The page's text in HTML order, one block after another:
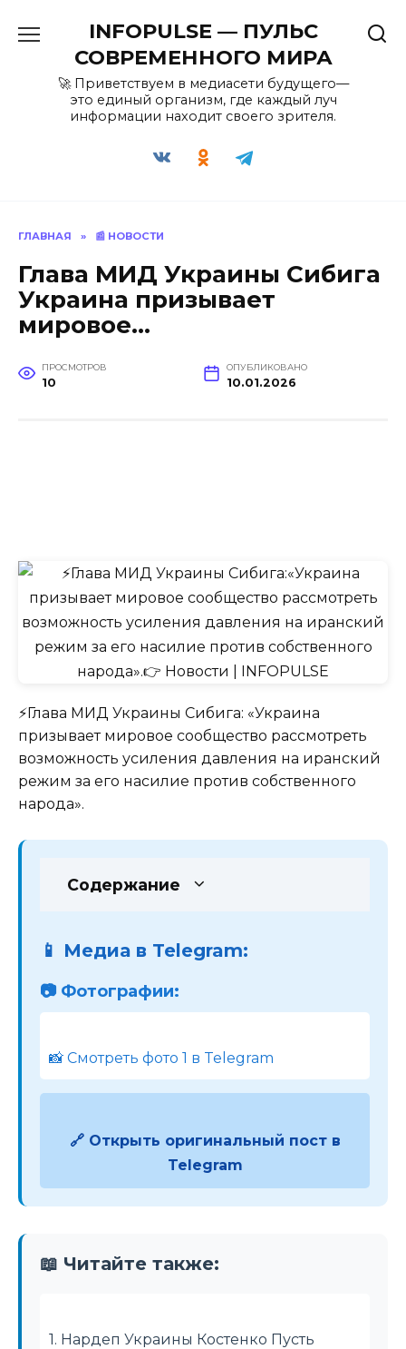
содержанию
INFOPULSE — ПУЛЬС
СОВРЕМЕННОГО МИРА
🚀 Приветствуем в медиасети будущего—
это единый организм, где каждый луч
информации находит своего зрителя.
ГЛАВНАЯ » 📰 НОВОСТИ
Глава МИД Украины Сибига
Украина призывает
мировое…
ПРОСМОТРОВ
10
ОПУБЛИКОВАНО
10.01.2026
⚡️Глава МИД Украины Сибига: «Украина
призывает мировое сообщество рассмотреть
возможность усиления давления на иранский
режим за его насилие против собственного
народа».
Содержание
📱 Медиа в Telegram:
📷 Фотографии:
📸 Смотреть фото 1 в Telegram
🔗 Открыть оригинальный пост в
Telegram
📖 Читайте также:
1. Нардеп Украины Костенко Пусть